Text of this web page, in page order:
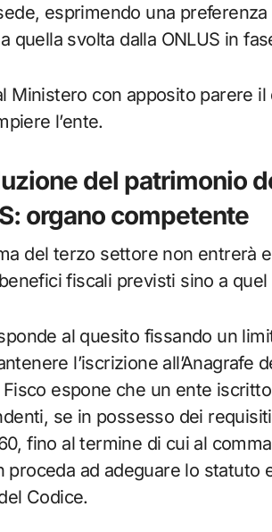
esprimendo una
quella svolta dalla ONLUS in
Ministero con apposito parere
l’ente.
del patrimonio
organo competente
del terzo settore non entrerà
fiscali previsti sino a
al quesito fissando un
l’iscrizione all’Anagrafe
espone che un ente
se in possesso dei
fino al termine di cui al
proceda ad adeguare lo statuto
Codice.